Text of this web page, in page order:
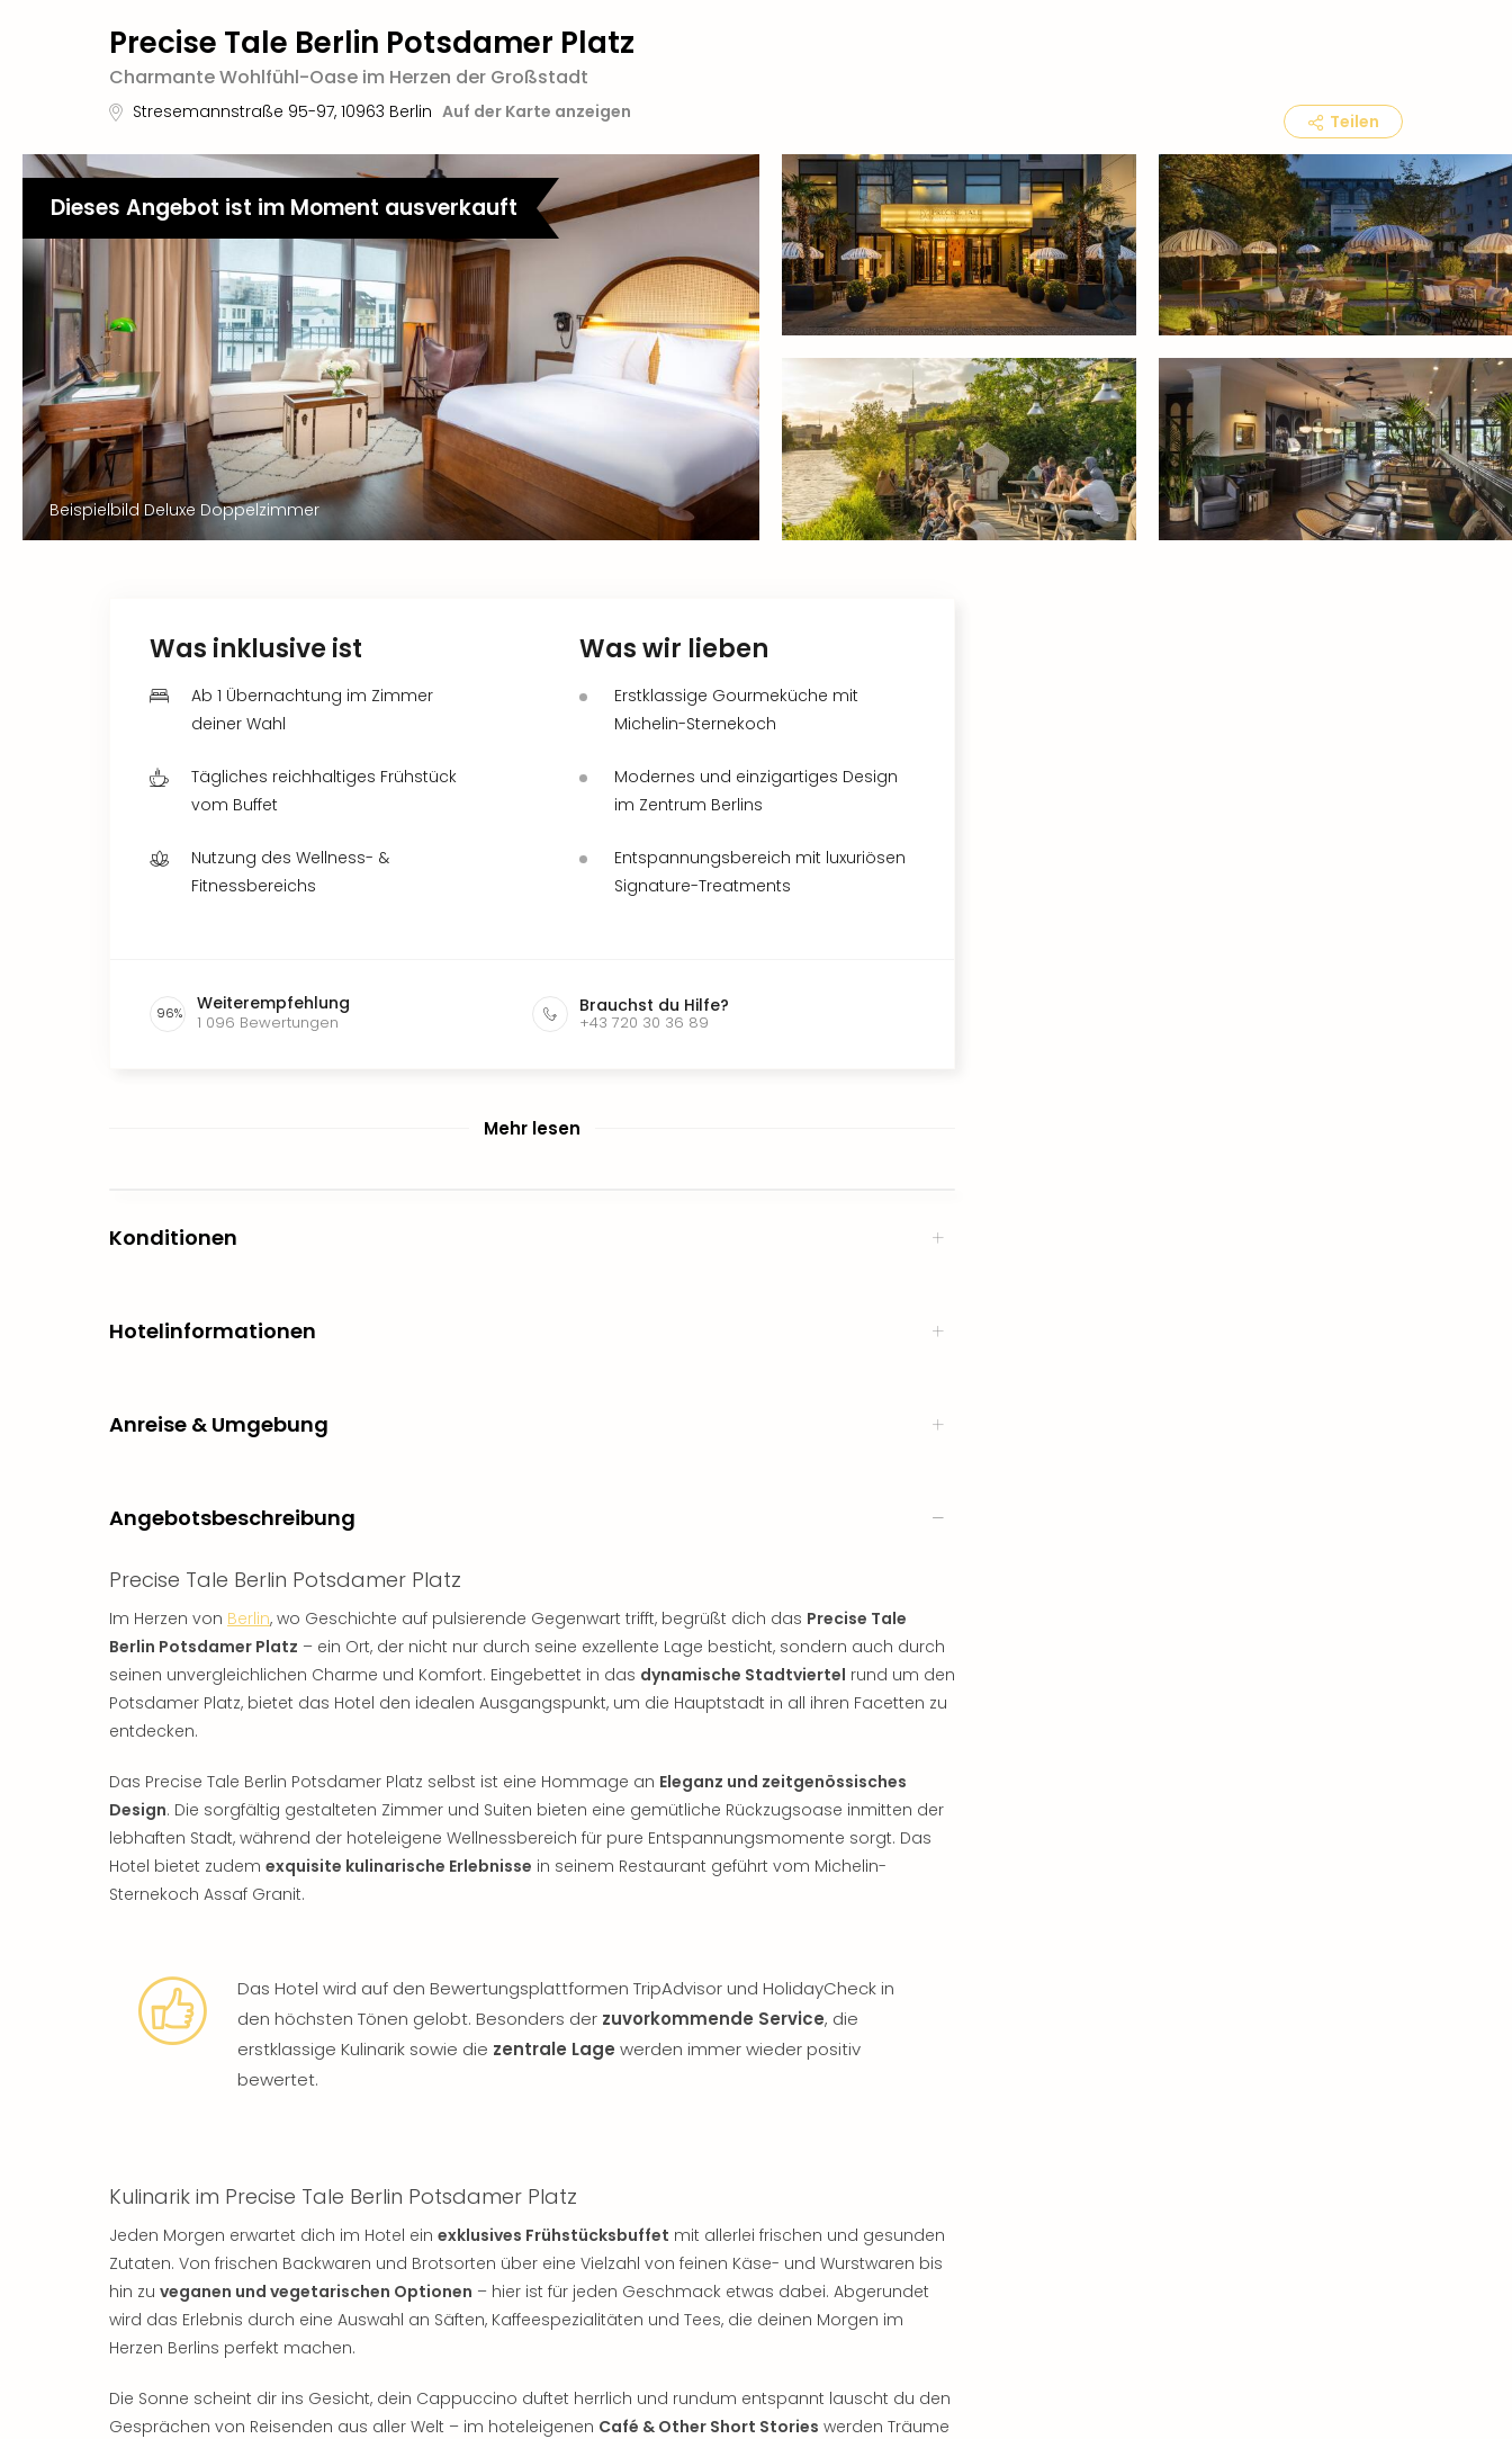
Precise Tale Berlin Potsdamer Platz
Charmante Wohlfühl-Oase im Herzen der Großstadt
Stresemannstraße 95-97, 10963 Berlin Auf der Karte anzeigen Teilen
Dieses Angebot ist im Moment ausverkauft
Beispielbild Deluxe Doppelzimmer
Was inklusive ist
Ab 1 Übernachtung im Zimmer
deiner Wahl
Tägliches reichhaltiges Frühstück
vom Buffet
Nutzung des Wellness- &
Fitnessbereichs
Was wir lieben
Erstklassige Gourmeküche mit
Michelin-Sternekoch
Modernes und einzigartiges Design
im Zentrum Berlins
Entspannungsbereich mit luxuriösen
Signature-Treatments
96% Weiterempfehlung
1 096 Bewertungen
Brauchst du Hilfe?
+43 720 30 36 89
Mehr lesen
Konditionen
Hotelinformationen
Anreise & Umgebung
Angebotsbeschreibung
Precise Tale Berlin Potsdamer Platz
Im Herzen von Berlin, wo Geschichte auf pulsierende Gegenwart trifft, begrüßt dich das Precise Tale
Berlin Potsdamer Platz – ein Ort, der nicht nur durch seine exzellente Lage besticht, sondern auch durch
seinen unvergleichlichen Charme und Komfort. Eingebettet in das dynamische Stadtviertel rund um den
Potsdamer Platz, bietet das Hotel den idealen Ausgangspunkt, um die Hauptstadt in all ihren Facetten zu
entdecken.
Das Precise Tale Berlin Potsdamer Platz selbst ist eine Hommage an Eleganz und zeitgenössisches
Design. Die sorgfältig gestalteten Zimmer und Suiten bieten eine gemütliche Rückzugsoase inmitten der
lebhaften Stadt, während der hoteleigene Wellnessbereich für pure Entspannungsmomente sorgt. Das
Hotel bietet zudem exquisite kulinarische Erlebnisse in seinem Restaurant geführt vom Michelin-
Sternekoch Assaf Granit.
Das Hotel wird auf den Bewertungsplattformen TripAdvisor und HolidayCheck in
den höchsten Tönen gelobt. Besonders der zuvorkommende Service, die
erstklassige Kulinarik sowie die zentrale Lage werden immer wieder positiv
bewertet.
Kulinarik im Precise Tale Berlin Potsdamer Platz
Jeden Morgen erwartet dich im Hotel ein exklusives Frühstücksbuffet mit allerlei frischen und gesunden
Zutaten. Von frischen Backwaren und Brotsorten über eine Vielzahl von feinen Käse- und Wurstwaren bis
hin zu veganen und vegetarischen Optionen – hier ist für jeden Geschmack etwas dabei. Abgerundet
wird das Erlebnis durch eine Auswahl an Säften, Kaffeespezialitäten und Tees, die deinen Morgen im
Herzen Berlins perfekt machen.
Die Sonne scheint dir ins Gesicht, dein Cappuccino duftet herrlich und rundum entspannt lauscht du den
Gesprächen von Reisenden aus aller Welt – im hoteleigenen Café & Other Short Stories werden Träume